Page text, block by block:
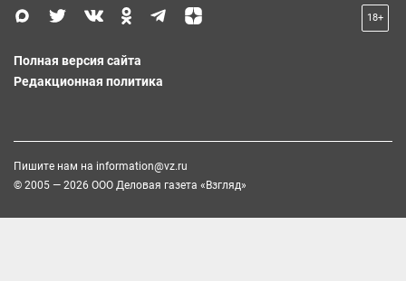
18+
Полная версия сайта
Редакционная политика
Пишите нам на information@vz.ru
© 2005 — 2026 ООО Деловая газета «Взгляд»